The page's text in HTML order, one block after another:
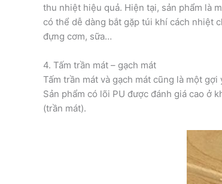
thu nhiệt hiệu quả. Hiện tại, sản phẩm là
có thể dễ dàng bắt gặp túi khí cách nhiệt
đựng cơm, sữa…
4. Tấm trần mát – gạch mát
Tấm trần mát và gạch mát cũng là một
Sản phẩm có lõi PU được đánh giá cao ở
(trần mát).